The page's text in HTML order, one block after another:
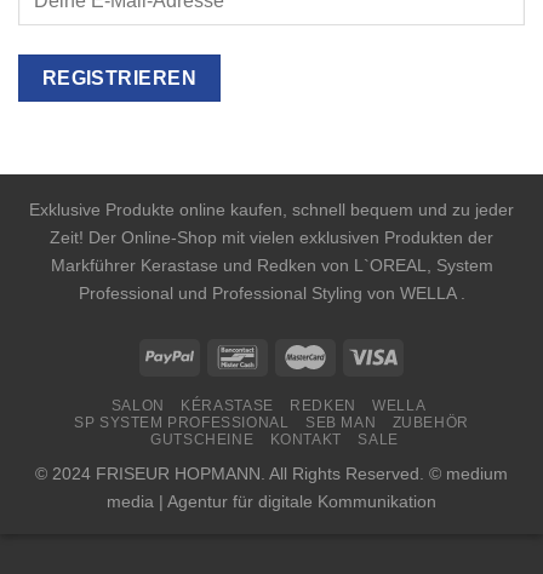
Exklusive Produkte online kaufen, schnell bequem und zu jeder
Zeit! Der Online-Shop mit vielen exklusiven Produkten der
Markführer Kerastase und Redken von L`OREAL, System
Professional und Professional Styling von WELLA .
SALON KÉRASTASE REDKEN
WELLA
SP SYSTEM PROFESSIONAL
SEB MAN
ZUBEHÖR
GUTSCHEINE
KONTAKT SALE
© 2024 FRISEUR HOPMANN. All Rights Reserved. © medium
media | Agentur für digitale Kommunikation